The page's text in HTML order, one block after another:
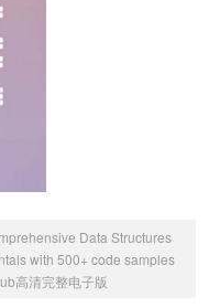
Data Structures
with 500+ code samples
高清完整电子版